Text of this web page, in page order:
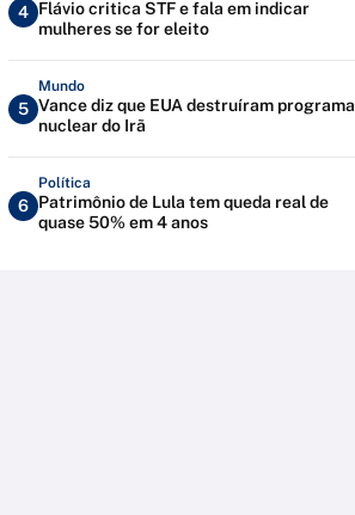
4 Flávio critica STF e fala em indicar
mulheres se for eleito
5
Mundo
Vance diz que EUA destruíram programa
nuclear do Irã
6
Política
Patrimônio de Lula tem queda real de
quase 50% em 4 anos